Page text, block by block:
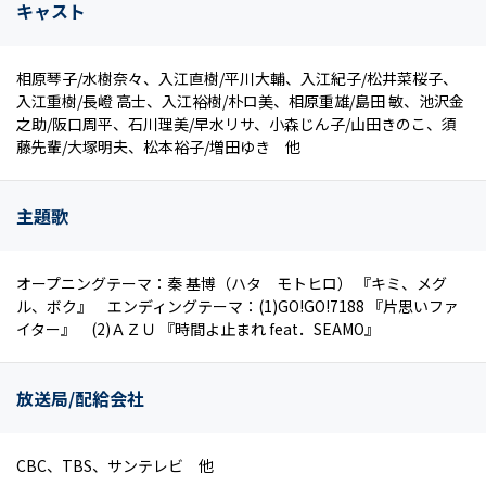
キャスト
相原琴子/水樹奈々、入江直樹/平川大輔、入江紀子/松井菜桜子、
入江重樹/長嶝 高士、入江裕樹/朴ロ美、相原重雄/島田 敏、池沢金
之助/阪口周平、石川理美/早水リサ、小森じん子/山田きのこ、須
藤先輩/大塚明夫、松本裕子/増田ゆき 他
主題歌
オープニングテーマ：秦 基博（ハタ モトヒロ） 『キミ、メグ
ル、ボク』 エンディングテーマ：(1)GO!GO!7188 『片思いファ
イター』 (2)ＡＺＵ 『時間よ止まれ feat．SEAMO』
放送局/配給会社
CBC、TBS、サンテレビ 他